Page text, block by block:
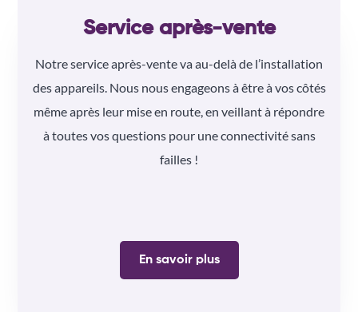
Service après-vente
Notre service après-vente va au-delà de l’installation
des appareils. Nous nous engageons à être à vos côtés
même après leur mise en route, en veillant à répondre
à toutes vos questions pour une connectivité sans
failles !
En savoir plus